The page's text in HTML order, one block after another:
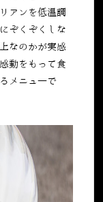
アンを低温調
ぞくぞくしな
なのかが実感
動をもって食
メニュ―で